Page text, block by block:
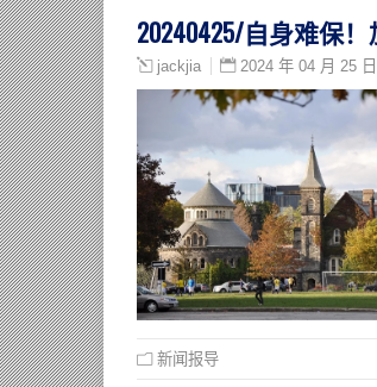
20240425/自身难保
jackjia 2024 年 04 月 25 日
新闻报导